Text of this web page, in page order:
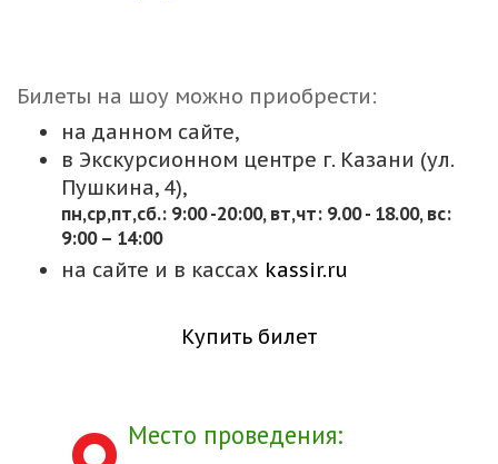
Билеты на шоу можно приобрести:
на данном сайте,
в Экскурсионном центре г. Казани (ул.
Пушкина, 4),
пн,cр,пт,сб.: 9:00 -20:00, вт,чт: 9.00 - 18.00, вс:
9:00 – 14:00
на сайте и в кассах kassir.ru
Купить билет
Место проведения: